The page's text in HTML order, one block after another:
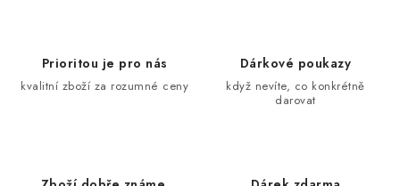
Prioritou je pro nás
kvalitní zboží za rozumné ceny
Dárkové poukazy
když nevíte, co konkrétně
darovat